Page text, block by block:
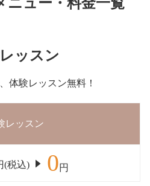
ッスン
体験レッスン無料！
レッスン
(税込) 0円